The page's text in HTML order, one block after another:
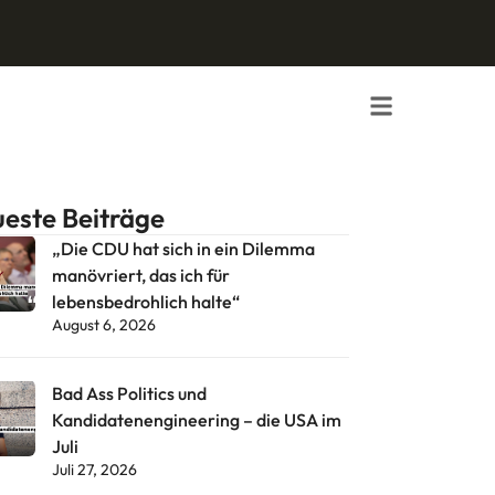
Beiträge
„Die CDU hat sich in ein Dilemma
manövriert, das ich für
lebensbedrohlich halte“
August 6, 2026
Bad Ass Politics und
Kandidatenengineering – die USA im
Juli
Juli 27, 2026